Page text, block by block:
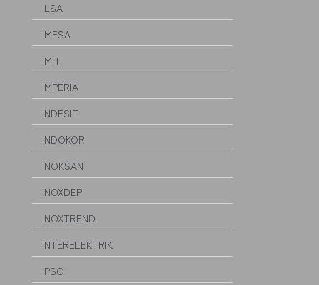
ILSA
IMESA
IMIT
IMPERIA
INDESIT
INDOKOR
INOKSAN
INOXDEP
INOXTREND
INTERELEKTRIK
IPSO